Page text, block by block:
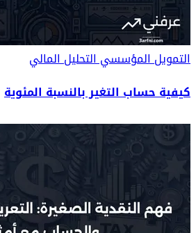
التمويل المؤسسيالتحليل المالي
كيفية حساب التغير بالنسبة المئوية